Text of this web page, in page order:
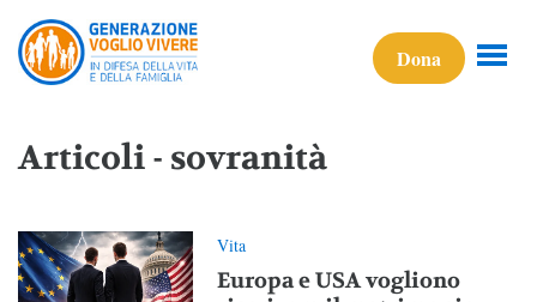
Dona
Articoli - sovranità
Vita
Europa e USA vogliono